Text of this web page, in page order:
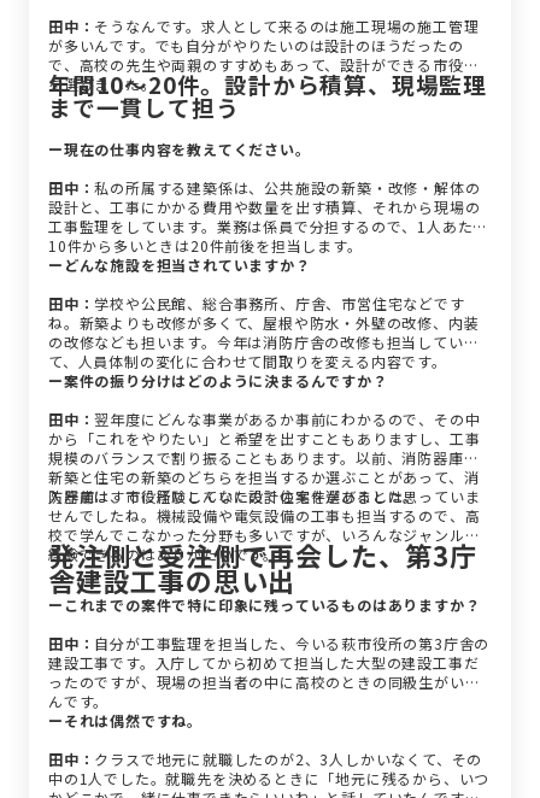
田中： そうなんです。求人として来るのは施工現場の施工管理
が多いんです。でも自分がやりたいのは設計のほうだったの
で、高校の先生や両親のすすめもあって、設計ができる市役所
を選びました。
年間10〜20件。設計から積算、現場監理
まで一貫して担う
ー現在の仕事内容を教えてください。
田中：私の所属する建築係は、公共施設の新築・改修・解体の
設計と、工事にかかる費用や数量を出す積算、それから現場の
工事監理をしています。業務は係員で分担するので、1人あたり
10件から多いときは20件前後を担当します。
ーどんな施設を担当されていますか？
田中： 学校や公民館、総合事務所、庁舎、市営住宅などです
ね。新築よりも改修が多くて、屋根や防水・外壁の改修、内装
の改修なども担います。今年は消防庁舎の改修も担当してい
て、人員体制の変化に合わせて間取りを変える内容です。
ー案件の振り分けはどのように決まるんですか？
田中：翌年度にどんな事業があるか事前にわかるので、その中
から「これをやりたい」と希望を出すこともありますし、工事
規模のバランスで割り振ることもあります。以前、消防器庫の
新築と住宅の新築のどちらを担当するか選ぶことがあって、消
防器庫はすでに経験していたので住宅を選びました。
入庁前は、市役所にこんなに設計の案件があるとは思っていま
せんでしたね。機械設備や電気設備の工事も担当するので、高
校で学んでこなかった分野も多いですが、いろんなジャンルを
経験できるのはありがたいです。
発注側と受注側で再会した、第3庁
舎建設工事の思い出
ーこれまでの案件で特に印象に残っているものはありますか？
田中： 自分が工事監理を担当した、今いる萩市役所の第3庁舎の
建設工事です。入庁してから初めて担当した大型の建設工事だ
ったのですが、現場の担当者の中に高校のときの同級生がいた
んです。
ーそれは偶然ですね。
田中： クラスで地元に就職したのが2、3人しかいなくて、その
中の1人でした。就職先を決めるときに「地元に残るから、いつ